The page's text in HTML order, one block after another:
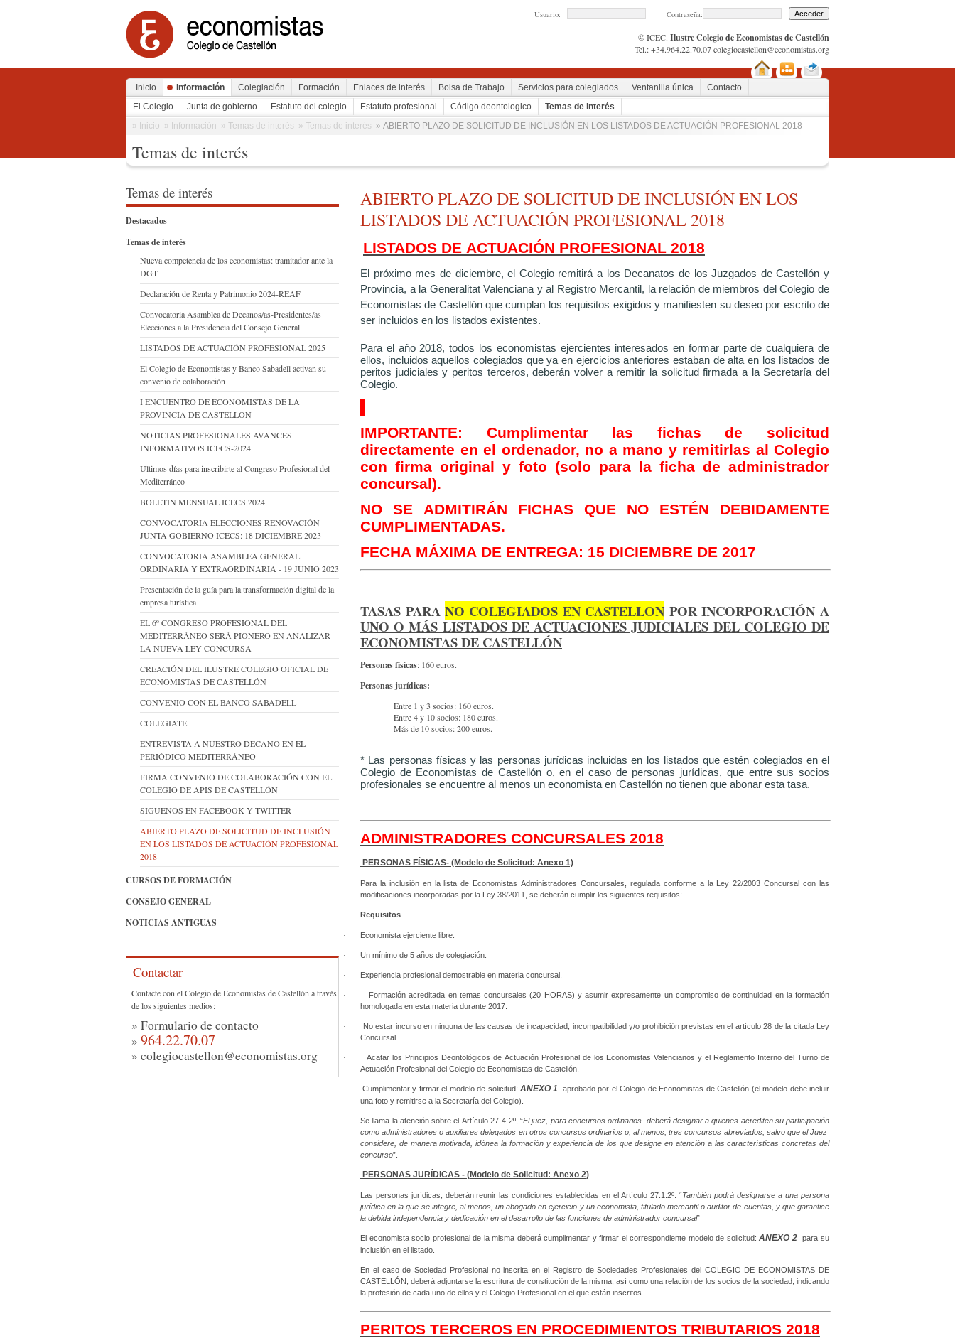
Usuario: Contraseña:
© ICEC. Ilustre Colegio de Economistas de Castellón
Tel.: +34.964.22.70.07colegiocastellon@economistas.org
Inicio Información Colegiación Formación Enlaces de interés Bolsa de Trabajo Servicios para colegiados Ventanilla única
Contacto
El Colegio
Junta de gobierno Estatuto del colegio Estatuto profesional Código deontologico
Temas de interés
» Inicio » Información » Temas de interés » Temas de interés » ABIERTO PLAZO DE SOLICITUD DE INCLUSIÓN EN LOS LISTADOS DE ACTUACIÓN PROFESIONAL 2018
Temas de interés
Temas de interés
Destacados
Temas de interés
Nueva competencia de los economistas: tramitador ante la
DGT
Declaración de Renta y Patrimonio 2024-REAF
Convocatoria Asamblea de Decanos/as-Presidentes/as
Elecciones a la Presidencia del Consejo General
LISTADOS DE ACTUACIÓN PROFESIONAL 2025
El Colegio de Economistas y Banco Sabadell activan su
convenio de colaboración
I ENCUENTRO DE ECONOMISTAS DE LA
PROVINCIA DE CASTELLON
NOTICIAS PROFESIONALES AVANCES
INFORMATIVOS ICECS-2024
Últimos días para inscribirte al Congreso Profesional del
Mediterráneo
BOLETIN MENSUAL ICECS 2024
CONVOCATORIA ELECCIONES RENOVACIÓN
JUNTA GOBIERNO ICECS: 18 DICIEMBRE 2023
CONVOCATORIA ASAMBLEA GENERAL
ORDINARIA Y EXTRAORDINARIA - 19 JUNIO 2023
Presentación de la guía para la transformación digital de la
empresa turística
EL 6º CONGRESO PROFESIONAL DEL
MEDITERRÁNEO SERÁ PIONERO EN ANALIZAR
LA NUEVA LEY CONCURSA
CREACIÓN DEL ILUSTRE COLEGIO OFICIAL DE
ECONOMISTAS DE CASTELLÓN
CONVENIO CON EL BANCO SABADELL
COLEGIATE
ENTREVISTA A NUESTRO DECANO EN EL
PERIÓDICO MEDITERRÁNEO
FIRMA CONVENIO DE COLABORACIÓN CON EL
COLEGIO DE APIS DE CASTELLÓN
SIGUENOS EN FACEBOOK Y TWITTER
ABIERTO PLAZO DE SOLICITUD DE INCLUSIÓN
EN LOS LISTADOS DE ACTUACIÓN PROFESIONAL
2018
CURSOS DE FORMACIÓN
CONSEJO GENERAL
NOTICIAS ANTIGUAS
Contactar
Contacte con el Colegio de Economistas de Castellón a través
de los siguientes medios:
» Formulario de contacto
» 964.22.70.07
» colegiocastellon@economistas.org
ABIERTO PLAZO DE SOLICITUD DE INCLUSIÓN EN LOS
LISTADOS DE ACTUACIÓN PROFESIONAL 2018
LISTADOS DE ACTUACIÓN PROFESIONAL 2018
El próximo mes de diciembre, el Colegio remitirá a los Decanatos de los Juzgados de Castellón y
Provincia, a la Generalitat Valenciana y al Registro Mercantil, la relación de miembros del Colegio de
Economistas de Castellón que cumplan los requisitos exigidos y manifiesten su deseo por escrito de
ser incluidos en los listados existentes.
Para el año 2018, todos los economistas ejercientes interesados en formar parte de cualquiera de
ellos, incluidos aquellos colegiados que ya en ejercicios anteriores estaban de alta en los listados de
peritos judiciales y peritos terceros, deberán volver a remitir la solicitud firmada a la Secretaría del
Colegio.
IMPORTANTE: Cumplimentar las fichas de solicitud
directamente en el ordenador, no a mano y remitirlas al Colegio
con firma original y foto (solo para la ficha de administrador
concursal).
NO SE ADMITIRÁN FICHAS QUE NO ESTÉN DEBIDAMENTE
CUMPLIMENTADAS.
FECHA MÁXIMA DE ENTREGA: 15 DICIEMBRE DE 2017
TASAS PARA NO COLEGIADOS EN CASTELLON POR INCORPORACIÓN A
UNO O MÁS LISTADOS DE ACTUACIONES JUDICIALES DEL COLEGIO DE
ECONOMISTAS DE CASTELLÓN
Personas físicas: 160 euros.
Personas jurídicas:
Entre 1 y 3 socios: 160 euros.
Entre 4 y 10 socios: 180 euros.
Más de 10 socios: 200 euros.
* Las personas físicas y las personas jurídicas incluidas en los listados que estén colegiados en el
Colegio de Economistas de Castellón o, en el caso de personas jurídicas, que entre sus socios
profesionales se encuentre al menos un economista en Castellón no tienen que abonar esta tasa.
ADMINISTRADORES CONCURSALES 2018
PERSONAS FÍSICAS- (Modelo de Solicitud: Anexo 1)
Para la inclusión en la lista de Economistas Administradores Concursales, regulada conforme a la Ley 22/2003 Concursal con las
modificaciones incorporadas por la Ley 38/2011, se deberán cumplir los siguientes requisitos:
Requisitos
· Economista ejerciente libre.
· Un mínimo de 5 años de colegiación.
· Experiencia profesional demostrable en materia concursal.
·
Formación acreditada en temas concursales (20 HORAS) y asumir expresamente un compromiso de continuidad en la formación
homologada en esta materia durante 2017.
·
No estar incurso en ninguna de las causas de incapacidad, incompatibilidad y/o prohibición previstas en el artículo 28 de la citada Ley
Concursal.
·
Acatar los Principios Deontológicos de Actuación Profesional de los Economistas Valencianos y el Reglamento Interno del Turno de
Actuación Profesional del Colegio de Economistas de Castellón.
· Cumplimentar y firmar el modelo de solicitud: ANEXO 1
aprobado por el Colegio de Economistas de Castellón (el modelo debe incluir
una foto y remitirse a la Secretaría del Colegio).
Se llama la atención sobre el Artículo 27-4-2º, “El juez, para concursos ordinarios deberá designar a quienes acrediten su participación
como administradores o auxiliares delegados en otros concursos ordinarios o, al menos, tres concursos abreviados, salvo que el Juez
considere, de manera motivada, idónea la formación y experiencia de los que designe en atención a las características concretas del
concurso”.
PERSONAS JURÍDICAS - (Modelo de Solicitud: Anexo 2)
Las personas jurídicas, deberán reunir las condiciones establecidas en el Artículo 27.1.2º: “También podrá designarse a una persona
jurídica en la que se integre, al menos, un abogado en ejercicio y un economista, titulado mercantil o auditor de cuentas, y que garantice
la debida independencia y dedicación en el desarrollo de las funciones de administrador concursal”
El economista socio profesional de la misma deberá cumplimentar y firmar el correspondiente modelo de solicitud: ANEXO 2 para su
inclusión en el listado.
En el caso de Sociedad Profesional no inscrita en el Registro de Sociedades Profesionales del COLEGIO DE ECONOMISTAS DE
CASTELLÓN, deberá adjuntarse la escritura de constitución de la misma, así como una relación de los socios de la sociedad, indicando
la profesión de cada uno de ellos y el Colegio Profesional en el que están inscritos.
PERITOS TERCEROS EN PROCEDIMIENTOS TRIBUTARIOS 2018